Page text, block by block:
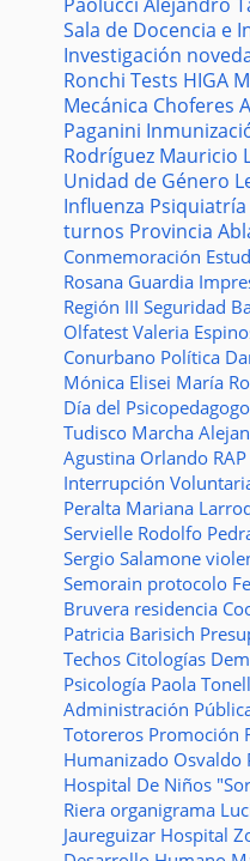
Sala de Docencia e
Investigación
Ronchi Tests HIGA
Mecánica Choferes
Paganini
Rodríguez Mauricio
Unidad de Género
Influenza Psiquiatría
turnos Provincia
Conmemoración
Rosana Guardia
Región III Seguridad
Olfatest Valeria
Conurbano Política
Mónica Elisei María
Día del Psicopedagogo
Tudisco Marcha
Agustina Orlando RAP
Interrupción
Peralta Mariana
Servielle Rodolfo
Sergio Salamone
Semorain protocolo
Bruvera residencia
Patricia Barisich
Techos Citologías
Psicología Paola
Administración
Totoreros Promoción
Humanizado Osvaldo
Hospital De Niños
Riera organigrama
Jaureguizar Hospital